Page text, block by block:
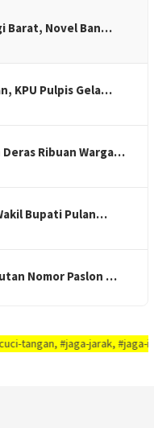
Barat, Novel Ban…
KPU Pulpis Gela…
Ribuan Warga…
Bupati Pulan…
Nomor Paslon …
#jaga-jarak, #jaga-